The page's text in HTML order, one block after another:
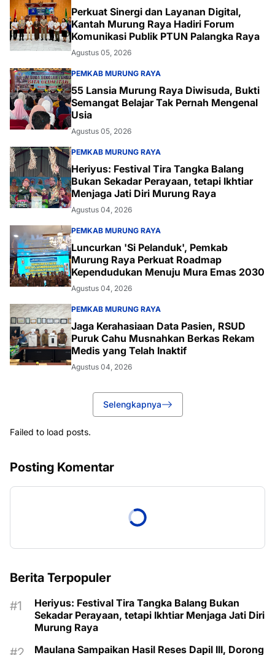
Perkuat Sinergi dan Layanan Digital,
Kantah Murung Raya Hadiri Forum
Komunikasi Publik PTUN Palangka Raya
Agustus 05, 2026
PEMKAB MURUNG RAYA
55 Lansia Murung Raya Diwisuda, Bukti
Semangat Belajar Tak Pernah Mengenal
Usia
Agustus 05, 2026
PEMKAB MURUNG RAYA
Heriyus: Festival Tira Tangka Balang
Bukan Sekadar Perayaan, tetapi Ikhtiar
Menjaga Jati Diri Murung Raya
Agustus 04, 2026
PEMKAB MURUNG RAYA
Luncurkan 'Si Pelanduk', Pemkab
Murung Raya Perkuat Roadmap
Kependudukan Menuju Mura Emas 2030
Agustus 04, 2026
PEMKAB MURUNG RAYA
Jaga Kerahasiaan Data Pasien, RSUD
Puruk Cahu Musnahkan Berkas Rekam
Medis yang Telah Inaktif
Agustus 04, 2026
Selengkapnya
Failed to load posts.
Posting Komentar
Berita Terpopuler
Heriyus: Festival Tira Tangka Balang Bukan
Sekadar Perayaan, tetapi Ikhtiar Menjaga Jati Diri
Murung Raya
Maulana Sampaikan Hasil Reses Dapil III, Dorong